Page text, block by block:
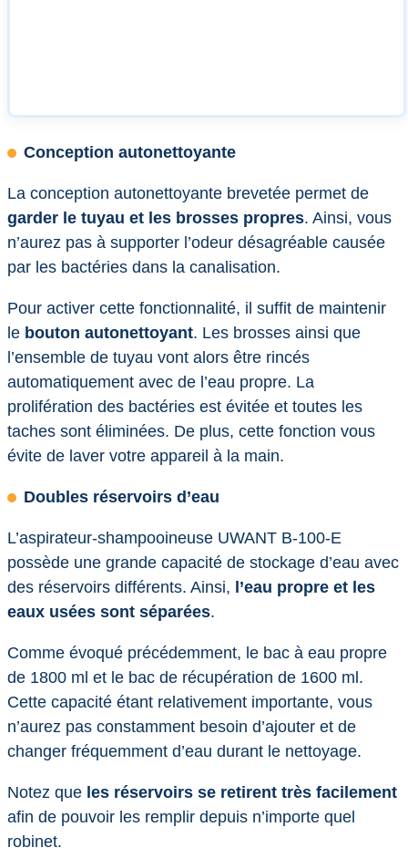
Conception autonettoyante
La conception autonettoyante brevetée permet de
garder le tuyau et les brosses propres. Ainsi, vous
n’aurez pas à supporter l’odeur désagréable causée
par les bactéries dans la canalisation.
Pour activer cette fonctionnalité, il suffit de maintenir
le bouton autonettoyant. Les brosses ainsi que
l’ensemble de tuyau vont alors être rincés
automatiquement avec de l’eau propre. La
prolifération des bactéries est évitée et toutes les
taches sont éliminées. De plus, cette fonction vous
évite de laver votre appareil à la main.
Doubles réservoirs d’eau
L’aspirateur-shampooineuse UWANT B-100-E
possède une grande capacité de stockage d’eau avec
des réservoirs différents. Ainsi, l’eau propre et les
eaux usées sont séparées.
Comme évoqué précédemment, le bac à eau propre
de 1800 ml et le bac de récupération de 1600 ml.
Cette capacité étant relativement importante, vous
n’aurez pas constamment besoin d’ajouter et de
changer fréquemment d’eau durant le nettoyage.
Notez que les réservoirs se retirent très facilement
afin de pouvoir les remplir depuis n’importe quel
robinet.